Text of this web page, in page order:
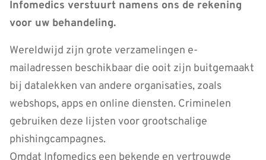
Infomedics verstuurt namens ons de rekening
voor uw behandeling.
Wereldwijd zijn grote verzamelingen e-
mailadressen beschikbaar die ooit zijn buitgemaakt
bij datalekken van andere organisaties, zoals
webshops, apps en online diensten. Criminelen
gebruiken deze lijsten voor grootschalige
phishingcampagnes.
Omdat Infomedics een bekende en vertrouwde